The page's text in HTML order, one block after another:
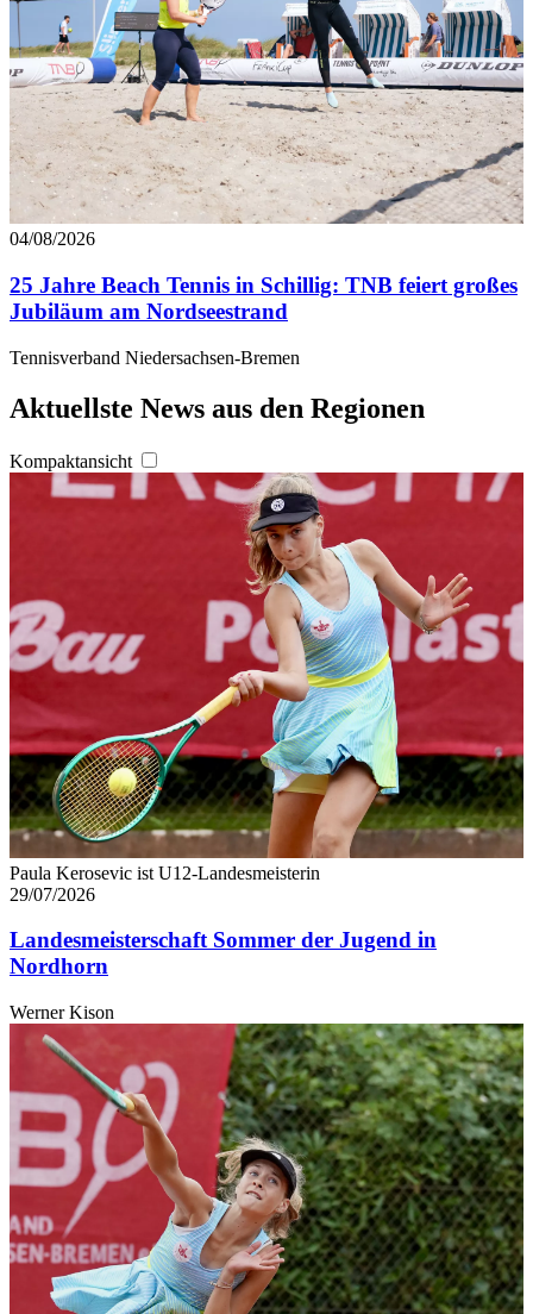
04/08/2026
25 Jahre Beach Tennis in Schillig: TNB feiert großes
Jubiläum am Nordseestrand
Tennisverband Niedersachsen-Bremen
Aktuellste News aus den Regionen
Kompaktansicht
Paula Kerosevic ist U12-Landesmeisterin
29/07/2026
Landesmeisterschaft Sommer der Jugend in
Nordhorn
Werner Kison